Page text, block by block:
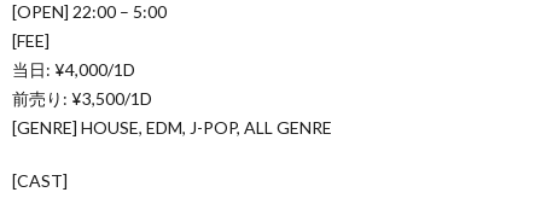
[OPEN] 22:00 – 5:00
[FEE]
当日: ¥4,000/1D
前売り: ¥3,500/1D
[GENRE] HOUSE, EDM, J-POP, ALL GENRE
[CAST]